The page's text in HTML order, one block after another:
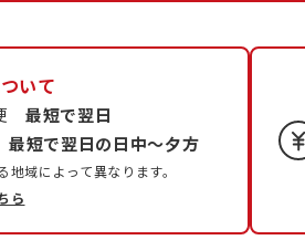
いて
便最短で翌日
最短で翌日の日中〜夕方
域によって異なります。
ら